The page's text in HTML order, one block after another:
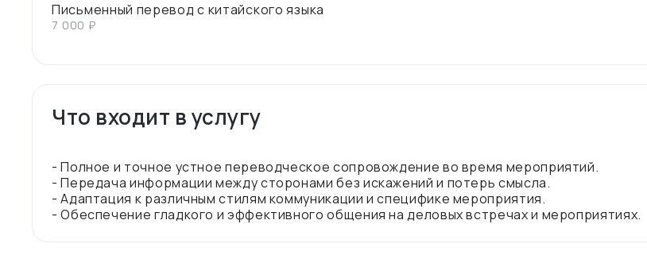
Письменный перевод с китайского языка
7 000 ₽
Что входит в услугу
- Полное и точное устное переводческое сопровождение во время мероприятий.
- Передача информации между сторонами без искажений и потерь смысла.
- Адаптация к различным стилям коммуникации и специфике мероприятия.